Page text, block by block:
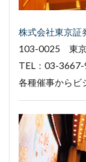
株式会社東京
103-0025 東京
TEL：03-
各種催事からビ